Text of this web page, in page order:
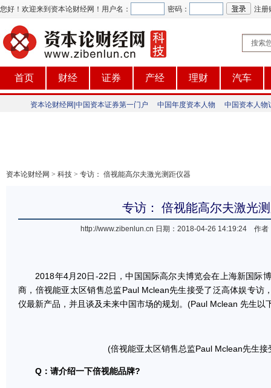
您好！欢迎来到资本论财经网！ 用户名： 密码： 注册
首页 财经 证券 产经 理财 汽车
资本论财经网|中国资本证券第一门户 中国年度资本人物 中国资本人物
资本论财经网 > 科技 > 专访： 倍视能高尔夫激光测距仪器
专访： 倍视能高尔夫激光
http://www.zibenlun.cn 日期：2018-04-26 14:19:24 作
2018年4月20日-22日，中国国际高尔夫博览会在上海新国际
商，倍视能亚太区销售总监Paul Mclean先生接受了泛高体娱专访
仪最新产品，并且谈及未来中国市场的规划。(Paul Mclean 先生以
(倍视能亚太区销售总监Paul Mclean先生接
Q：请介绍一下倍视能品牌?